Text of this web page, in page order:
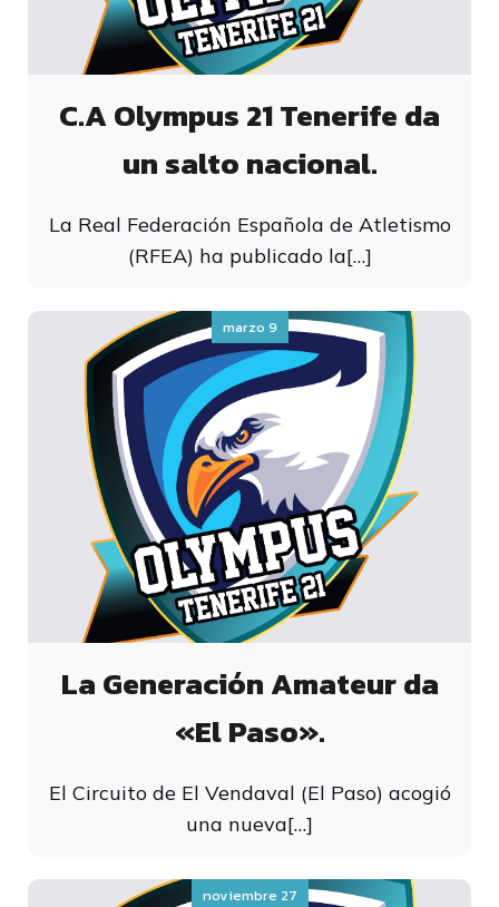
C.A Olympus 21 Tenerife da
un salto nacional.
La Real Federación Española de Atletismo
(RFEA) ha publicado la[…]
marzo 9
La Generación Amateur da
«El Paso».
El Circuito de El Vendaval (El Paso) acogió
una nueva[…]
noviembre 27